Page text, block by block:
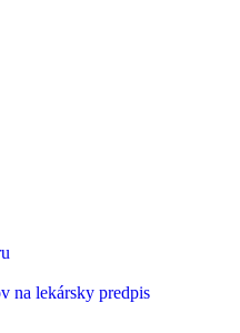
na lekársky predpis